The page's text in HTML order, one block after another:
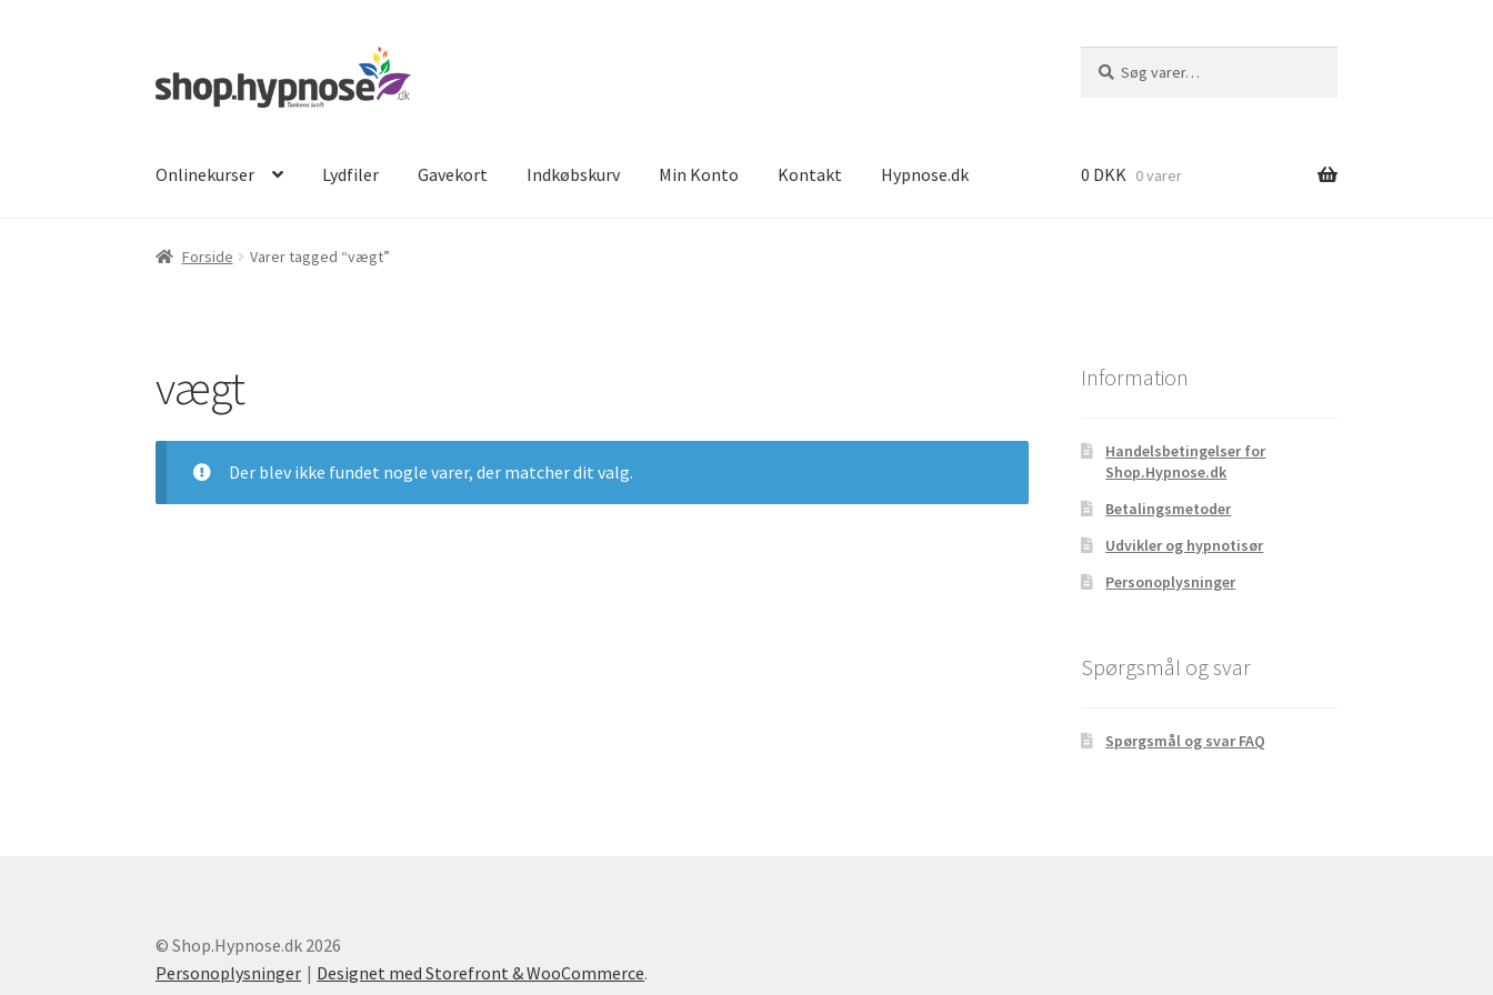
til
navigation
til
efter:
Onlinekurser Lydfiler Gavekort Indkøbskurv Min Konto Kontakt Hypnose.dk 0 DKK 0 varer
Forside Varer tagged “vægt”
vægt
Der blev ikke fundet nogle varer, der matcher dit valg.
Information
Handelsbetingelser for
Shop.Hypnose.dk
Betalingsmetoder
Udvikler og hypnotisør
Personoplysninger
Spørgsmål og svar
Spørgsmål og svar FAQ
© Shop.Hypnose.dk 2026
Personoplysninger
Designet med Storefront & WooCommerce.